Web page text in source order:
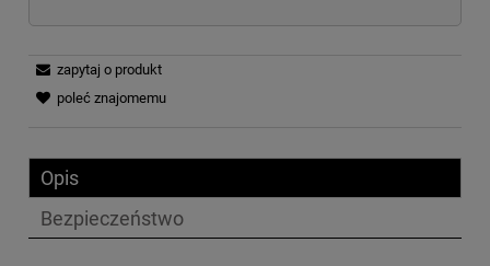
zapytaj o produkt
poleć znajomemu
Opis
Bezpieczeństwo